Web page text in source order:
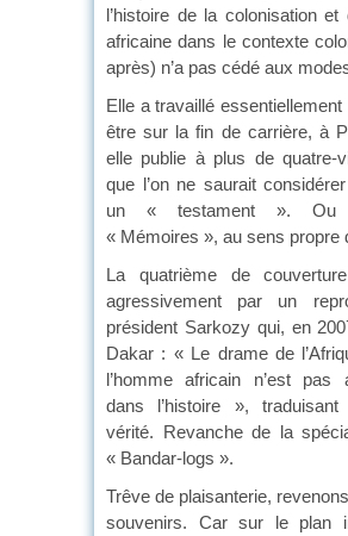
l’histoire de la colonisation
africaine dans le contexte
après) n’a pas cédé aux
Elle a travaillé
être sur la fin de carrière, à
elle publie à plus de quatre-
que l’on ne saurait
un « testament ». Ou
« Mémoires », au sens propre
La quatrième de
agressivement par un
président Sarkozy qui, en
Dakar : « Le drame de
l’homme africain n’est pas
dans l’histoire »,
vérité. Revanche de la
« Bandar-logs ».
Trêve de plaisanterie,
souvenirs. Car sur le plan